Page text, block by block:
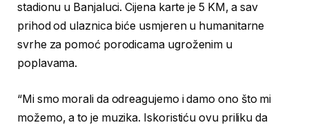
stadionu u Banjaluci. Cijena karte je 5 KM, a sav
prihod od ulaznica biće usmjeren u humanitarne
svrhe za pomoć porodicama ugroženim u
poplavama.
“Mi smo morali da odreagujemo i damo ono što mi
možemo, a to je muzika. Iskoristiću ovu priliku da